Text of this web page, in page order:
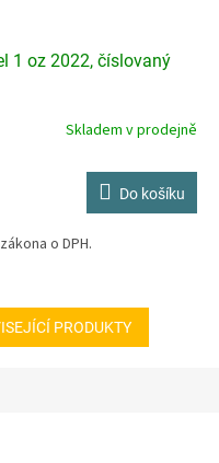
1 oz 2022, číslovaný
Skladem v prodejně
Do košíku
o DPH.
PRODUKTY